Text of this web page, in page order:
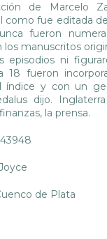
de Marcelo
como fue editada
fueron
los manuscritos
episodios ni
18 fueron
índice y con un
dijo.
la prensa.
de Plata